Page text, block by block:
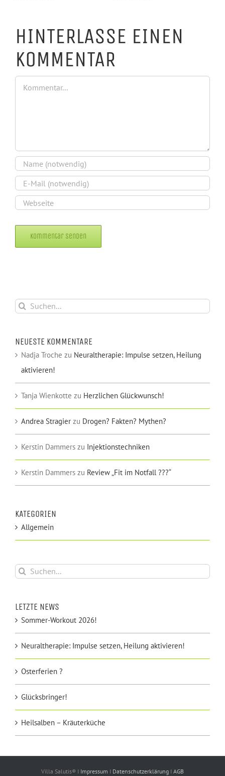
HINTERLASSE EINEN
KOMMENTAR
Kommentar
Suche
NEUESTE KOMMENTARE
Nadja Troche zu Neuraltherapie: Impulse setzen, Heilung
aktivieren!
Tanja Wienkotte zu Herzlichen Glückwunsch!
Andrea Stragier zu Drogen? Fakten? Mythen?
Kerstin Dammers zu Injektionstechniken
Kerstin Dammers zu Review „Fit im Notfall ???“
KATEGORIEN
Allgemein
Suche
LETZTE NEWS
Sommer-Workout 2026!
Neuraltherapie: Impulse setzen, Heilung aktivieren!
Osterferien ?
Glücksbringer!
Heilsalben – Kräuterküche
Villa Salutis® I Impressum I Datenschutzerklärung I AGB